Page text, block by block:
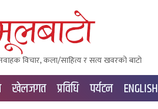
विचार, कला/साहित्य र सत्य खवरको बाटाे
खेलजगत प्रविधि पर्यटन ENGLISH